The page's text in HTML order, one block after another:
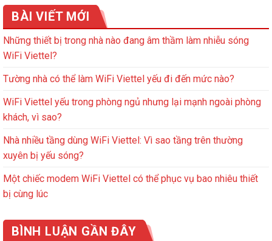
BÀI VIẾT MỚI
Những thiết bị trong nhà nào đang âm thầm làm nhiễu sóng
WiFi Viettel?
Tường nhà có thể làm WiFi Viettel yếu đi đến mức nào?
WiFi Viettel yếu trong phòng ngủ nhưng lại mạnh ngoài phòng
khách, vì sao?
Nhà nhiều tầng dùng WiFi Viettel: Vì sao tầng trên thường
xuyên bị yếu sóng?
Một chiếc modem WiFi Viettel có thể phục vụ bao nhiêu thiết
bị cùng lúc
BÌNH LUẬN GẦN ĐÂY